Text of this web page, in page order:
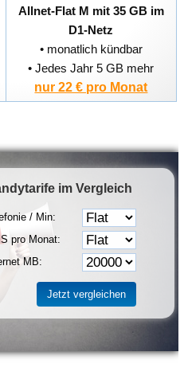
Allnet-Flat M mit 35 GB im
D1-Netz
• monatlich kündbar
• Jedes Jahr 5 GB mehr
nur 22 € pro Monat
im Vergleich
/ Min:
pro Monat:
MB: